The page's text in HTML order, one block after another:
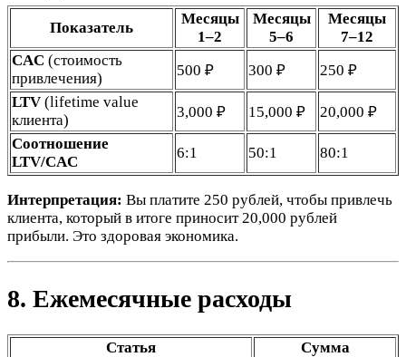
Показатель
Месяцы
1–2
Месяцы
5–6
Месяцы
7–12
CAC (стоимость
привлечения)
500 ₽ 300 ₽
250 ₽
LTV (lifetime value
клиента)
3,000 ₽ 15,000 ₽
20,000 ₽
Соотношение
LTV/CAC
6:1 50:1 80:1
Интерпретация: Вы платите 250 рублей, чтобы привлечь
клиента, который в итоге приносит 20,000 рублей
прибыли. Это здоровая экономика.
8. Ежемесячные расходы
Статья
Сумма